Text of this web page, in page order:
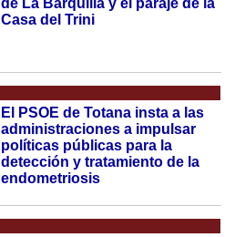
Casa del Trini
El PSOE de Totana insta a las
administraciones a impulsar
políticas públicas para la
detección y tratamiento de la
endometriosis